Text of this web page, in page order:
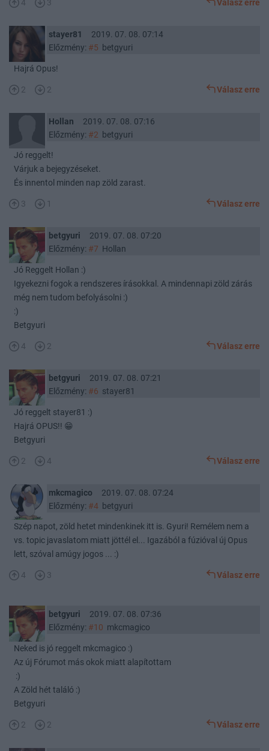
4 3 Válasz erre
stayer81
2019. 07. 08. 07:14
Előzmény: #5 betgyuri
Hajrá Opus!
2 2 Válasz erre
Hollan
2019. 07. 08. 07:16
Előzmény: #2 betgyuri
Jó reggelt!
Várjuk a bejegyzéseket.
És innentol minden nap zöld zarast.
3 1 Válasz erre
betgyuri
2019. 07. 08. 07:20
Előzmény: #7 Hollan
Jó Reggelt Hollan :)
Igyekezni fogok a rendszeres írásokkal. A mindennapi zöld zárás
még nem tudom befolyásolni :)
:)
Betgyuri
4 2 Válasz erre
betgyuri
2019. 07. 08. 07:21
Előzmény: #6 stayer81
Jó reggelt stayer81 :)
Hajrá OPUS!! 😁
Betgyuri
2 4 Válasz erre
mkcmagico
2019. 07. 08. 07:24
Előzmény: #4betgyuri
Szép napot, zöld hetet mindenkinek itt is. Gyuri! Remélem nem a
vs. topic javaslatom miatt jöttél el... Igazából a fúzióval új Opus
lett, szóval amúgy jogos ... :)
4 3 Válasz erre
betgyuri
2019. 07. 08. 07:36
Előzmény: #10 mkcmagico
Neked is jó reggelt mkcmagico :)
Az új Fórumot más okok miatt alapítottam
:)
A Zöld hét találó :)
Betgyuri
2 2 Válasz erre